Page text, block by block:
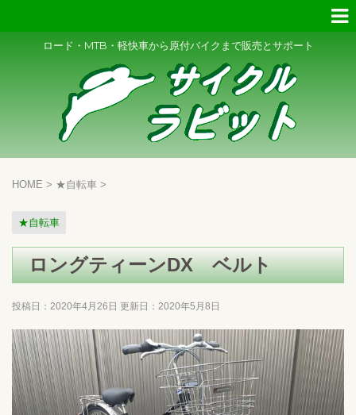
ロード・MTB・軽快車から原付バイクまで販売とサポート
HOME > ★自転車 >
★自転車
ロングティーンDX ベルト
投稿日：2020年4月26日 更新日： 2020年5月8日